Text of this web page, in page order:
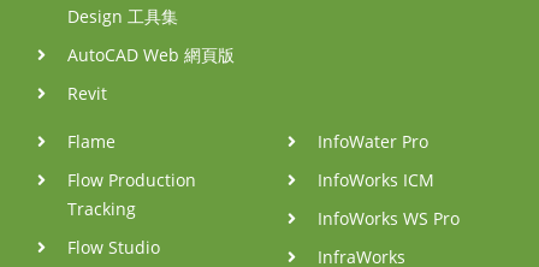
Design 工具集
AutoCAD Web 網頁版
Revit
Flame
Flow Production
Tracking
Flow Studio
InfoWater Pro
InfoWorks ICM
InfoWorks WS Pro
InfraWorks